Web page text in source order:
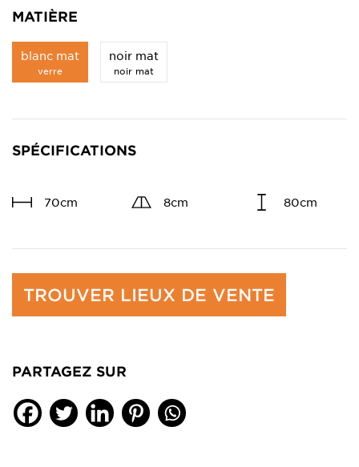
MATIÈRE
blanc mat
verre
noir mat
noir mat
SPÉCIFICATIONS
70cm 8cm 80cm
TROUVER LIEUX DE VENTE
PARTAGEZ SUR